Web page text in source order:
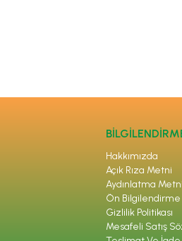
Hakkımızda
Açık Rıza Metni
Aydınlatma Metni
Ön Bilgilendirme
Gizlilik Politikası
Mesafeli Satış